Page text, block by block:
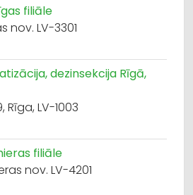
filiāle
nov. LV-3301
dezinsekcija Rīgā,
LV-1003
filiāle
nov. LV-4201